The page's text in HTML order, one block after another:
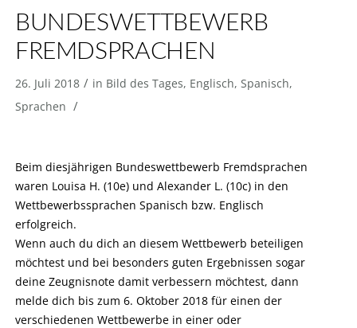
BUNDESWETTBEWERB
FREMDSPRACHEN
26. Juli 2018 / in Bild des Tages, Englisch, Spanisch,
Sprachen /
Beim diesjährigen Bundeswettbewerb Fremdsprachen
waren Louisa H. (10e) und Alexander L. (10c) in den
Wettbewerbssprachen Spanisch bzw. Englisch
erfolgreich.
Wenn auch du dich an diesem Wettbewerb beteiligen
möchtest und bei besonders guten Ergebnissen sogar
deine Zeugnisnote damit verbessern möchtest, dann
melde dich bis zum 6. Oktober 2018 für einen der
verschiedenen Wettbewerbe in einer oder